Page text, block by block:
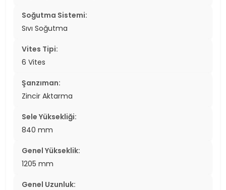
Soğutma Sistemi:
Sıvı Soğutma
Vites Tipi:
6 Vites
Şanzıman:
Zincir Aktarma
Sele Yüksekliği:
840 mm
Genel Yükseklik:
1205 mm
Genel Uzunluk: